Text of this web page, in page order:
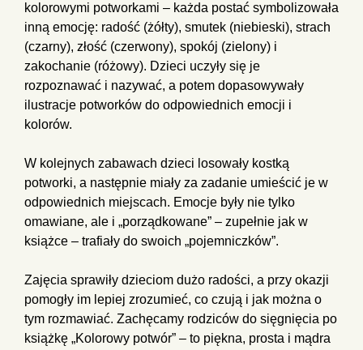
kolorowymi potworkami – każda postać symbolizowała
inną emocję: radość (żółty), smutek (niebieski), strach
(czarny), złość (czerwony), spokój (zielony) i
zakochanie (różowy). Dzieci uczyły się je
rozpoznawać i nazywać, a potem dopasowywały
ilustracje potworków do odpowiednich emocji i
kolorów.
W kolejnych zabawach dzieci losowały kostką
potworki, a następnie miały za zadanie umieścić je w
odpowiednich miejscach. Emocje były nie tylko
omawiane, ale i „porządkowane” – zupełnie jak w
książce – trafiały do swoich „pojemniczków”.
Zajęcia sprawiły dzieciom dużo radości, a przy okazji
pomogły im lepiej zrozumieć, co czują i jak można o
tym rozmawiać. Zachęcamy rodziców do sięgnięcia po
książkę „Kolorowy potwór” – to piękna, prosta i mądra